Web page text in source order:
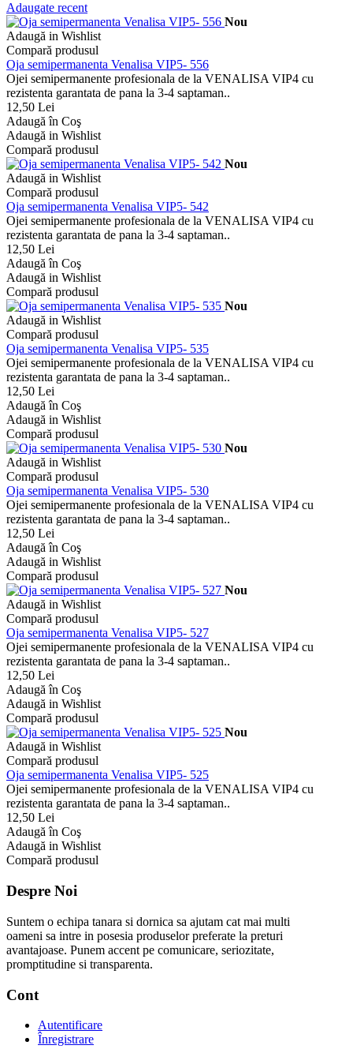
Adaugate recent
Nou
Adaugă in Wishlist
Compară produsul
Oja semipermanenta Venalisa VIP5- 556
Ojei semipermanente profesionala de la VENALISA VIP4 cu
rezistenta garantata de pana la 3-4 saptaman..
12,50 Lei
Adaugă în Coş
Adaugă in Wishlist
Compară produsul
Nou
Adaugă in Wishlist
Compară produsul
Oja semipermanenta Venalisa VIP5- 542
Ojei semipermanente profesionala de la VENALISA VIP4 cu
rezistenta garantata de pana la 3-4 saptaman..
12,50 Lei
Adaugă în Coş
Adaugă in Wishlist
Compară produsul
Nou
Adaugă in Wishlist
Compară produsul
Oja semipermanenta Venalisa VIP5- 535
Ojei semipermanente profesionala de la VENALISA VIP4 cu
rezistenta garantata de pana la 3-4 saptaman..
12,50 Lei
Adaugă în Coş
Adaugă in Wishlist
Compară produsul
Nou
Adaugă in Wishlist
Compară produsul
Oja semipermanenta Venalisa VIP5- 530
Ojei semipermanente profesionala de la VENALISA VIP4 cu
rezistenta garantata de pana la 3-4 saptaman..
12,50 Lei
Adaugă în Coş
Adaugă in Wishlist
Compară produsul
Nou
Adaugă in Wishlist
Compară produsul
Oja semipermanenta Venalisa VIP5- 527
Ojei semipermanente profesionala de la VENALISA VIP4 cu
rezistenta garantata de pana la 3-4 saptaman..
12,50 Lei
Adaugă în Coş
Adaugă in Wishlist
Compară produsul
Nou
Adaugă in Wishlist
Compară produsul
Oja semipermanenta Venalisa VIP5- 525
Ojei semipermanente profesionala de la VENALISA VIP4 cu
rezistenta garantata de pana la 3-4 saptaman..
12,50 Lei
Adaugă în Coş
Adaugă in Wishlist
Compară produsul
Despre Noi
Suntem o echipa tanara si dornica sa ajutam cat mai multi
oameni sa intre in posesia produselor preferate la preturi
avantajoase. Punem accent pe comunicare, seriozitate,
promptitudine si transparenta.
Cont
Autentificare
Înregistrare